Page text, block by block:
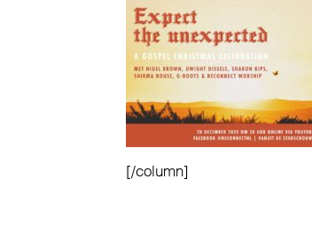
[/column]